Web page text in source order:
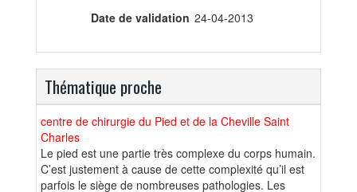
Date de validation 24-04-2013
Thématique proche
centre de chirurgie du Pied et de la Cheville Saint
Charles
Le pied est une partie très complexe du corps humain.
C’est justement à cause de cette complexité qu’il est
parfois le siège de nombreuses pathologies. Les